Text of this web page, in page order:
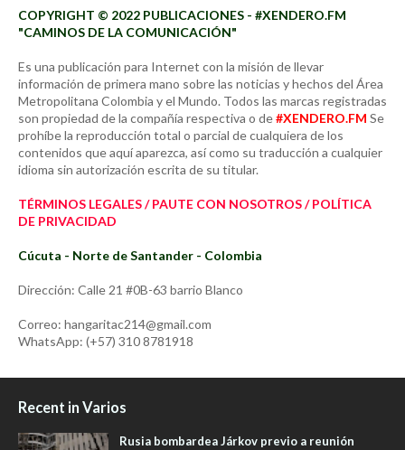
COPYRIGHT © 2022 PUBLICACIONES - #XENDERO.FM
"CAMINOS DE LA COMUNICACIÓN"
Es una publicación para Internet con la misión de llevar
información de primera mano sobre las noticias y hechos del Área
Metropolitana Colombia y el Mundo. Todos las marcas registradas
son propiedad de la compañía respectiva o de#XENDERO.FM Se
prohíbe la reproducción total o parcial de cualquiera de los
contenidos que aquí aparezca, así como su traducción a cualquier
idioma sin autorización escrita de su titular.
TÉRMINOS LEGALES / PAUTE CON NOSOTROS / POLÍTICA
DE PRIVACIDAD
Cúcuta - Norte de Santander - Colombia
Dirección: Calle 21 #0B-63 barrio Blanco
Correo: hangaritac214@gmail.com
WhatsApp: (+57) 310 8781918
Recent in Varios
Rusia bombardea Járkov previo a reunión